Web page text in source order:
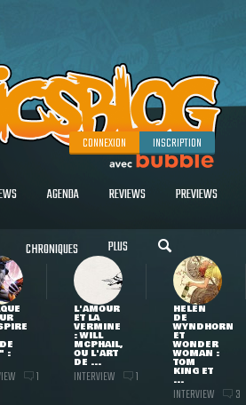
CONNEXION INSCRIPTION
AGENDA REVIEWS PREVIEWS
CHRONIQUES PLUS
:
1
L'AMOUR
ET LA
VERMINE
: WILL
MCPHAIL,
OU L'ART
DE ...
INTERVIEW 1
HELEN
DE
WYNDHORN
ET
WONDER
WOMAN :
TOM
KING ET
...
INTERVIEW 3